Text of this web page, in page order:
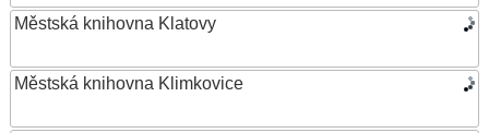
Městská knihovna Klatovy
Městská knihovna Klimkovice